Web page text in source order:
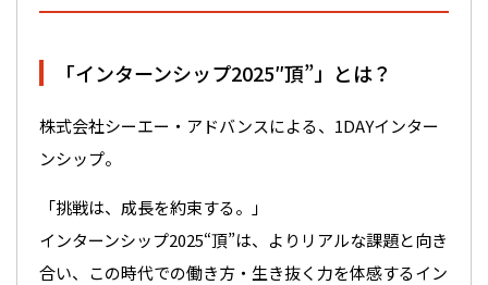
「インターンシップ2025″頂”」とは？
株式会社シーエー・アドバンスによる、1DAYインター
ンシップ。
「挑戦は、成長を約束する。」
インターンシップ2025“頂”は、よりリアルな課題と向き
合い、この時代での働き方・生き抜く力を体感するイン